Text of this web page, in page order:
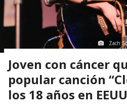
Zach
Joven con cáncer
popular canción
los 18 años en EEUU